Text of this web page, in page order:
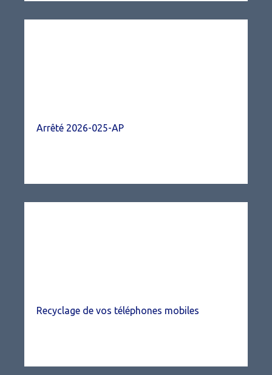
Arrêté 2026-025-AP
Recyclage de vos téléphones mobiles